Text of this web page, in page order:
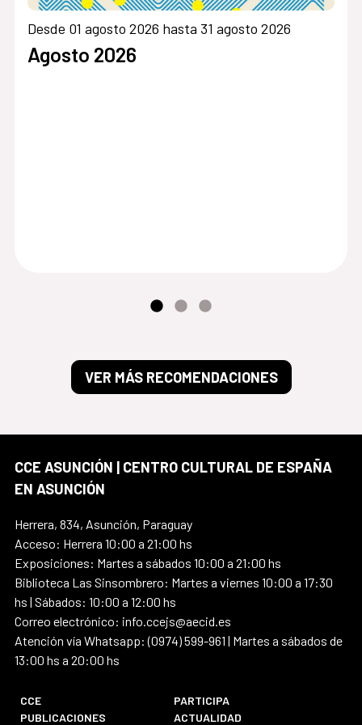
Desde 01 agosto 2026 hasta 31 agosto 2026
Agosto 2026
VER MÁS RECOMENDACIONES
CCE ASUNCIÓN | CENTRO CULTURAL DE ESPAÑA
EN ASUNCIÓN
Herrera, 834, Asunción, Paraguay
Acceso: Herrera 10:00 a 21:00 hs
Exposiciones: Martes a sábados 10:00 a 21:00 hs
Biblioteca Las Sinsombrero: Martes a viernes 10:00 a 17:30
hs | Sábados: 10:00 a 12:00 hs
Correo electrónico: info.ccejs@aecid.es
Atención vía Whatsapp: (0974) 599-961 | Martes a sábados de
13:00 hs a 20:00 hs
CCE
PARTICIPA
PUBLICACIONES
ACTUALIDAD